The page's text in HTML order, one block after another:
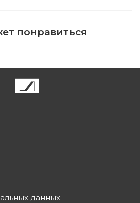
понравиться
данных